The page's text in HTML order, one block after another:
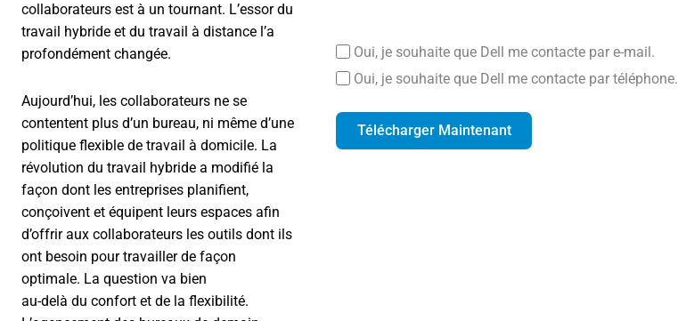
collaborateurs est à un tournant. L’essor du
travail hybride et du travail à distance l’a
profondément changée.
Aujourd’hui, les collaborateurs ne se
contentent plus d’un bureau, ni même d’une
politique flexible de travail à domicile. La
révolution du travail hybride a modifié la
façon dont les entreprises planifient,
conçoivent et équipent leurs espaces afin
d’offrir aux collaborateurs les outils dont ils
ont besoin pour travailler de façon
optimale. La question va bien
au-delà du confort et de la flexibilité.
Oui, je souhaite que Dell me contacte par e-mail.
Oui, je souhaite que Dell me contacte par téléphone.
Télécharger Maintenant